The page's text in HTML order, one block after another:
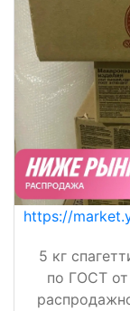
https://
5 кг
по ГОСТ